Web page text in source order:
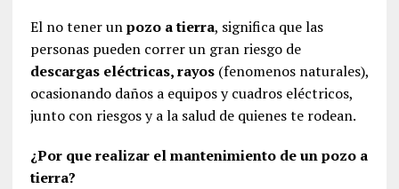
El no tener unpozo a tierra, significa que las
personas pueden correr un gran riesgo de
descargas eléctricas, rayos(fenomenos naturales),
ocasionando daños a equipos y cuadros eléctricos,
junto con riesgos y a la salud de quienes te rodean.
¿Por que realizar el mantenimiento de un pozo a
tierra?